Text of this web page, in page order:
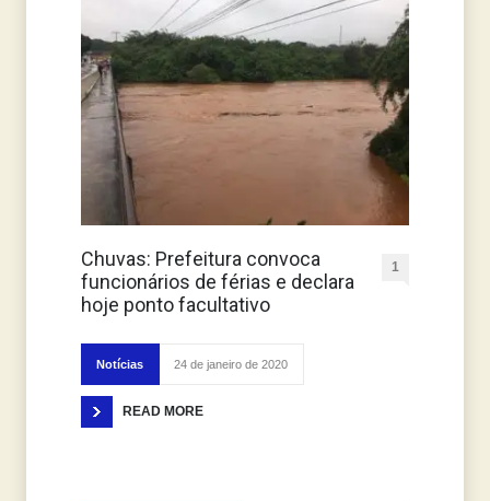
Chuvas: Prefeitura convoca
funcionários de férias e declara
hoje ponto facultativo
1
Notícias 24 de janeiro de 2020
READ MORE